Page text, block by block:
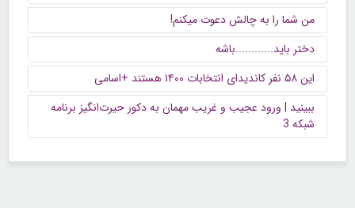
من شما را به چالش دعوت میکنم!
دختر باید............باشه
این ۵۸ نفر کاندیدای انتخابات ۱۴۰۰ هستند +اسامی
ببینید | ورود عجیب و غریب مهمان به دکور حیرت‌انگیز برنامه
شبکه 3